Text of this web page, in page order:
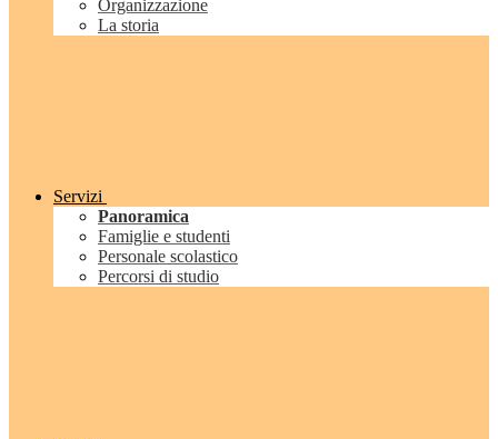
Organizzazione
La storia
Servizi
Panoramica
Famiglie e studenti
Personale scolastico
Percorsi di studio